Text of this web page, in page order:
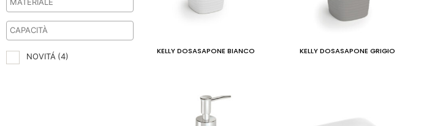
NOVITÁ (4)
KELLY DOSASAPONE BIANCO KELLY DOSASAPONE GRIGIO